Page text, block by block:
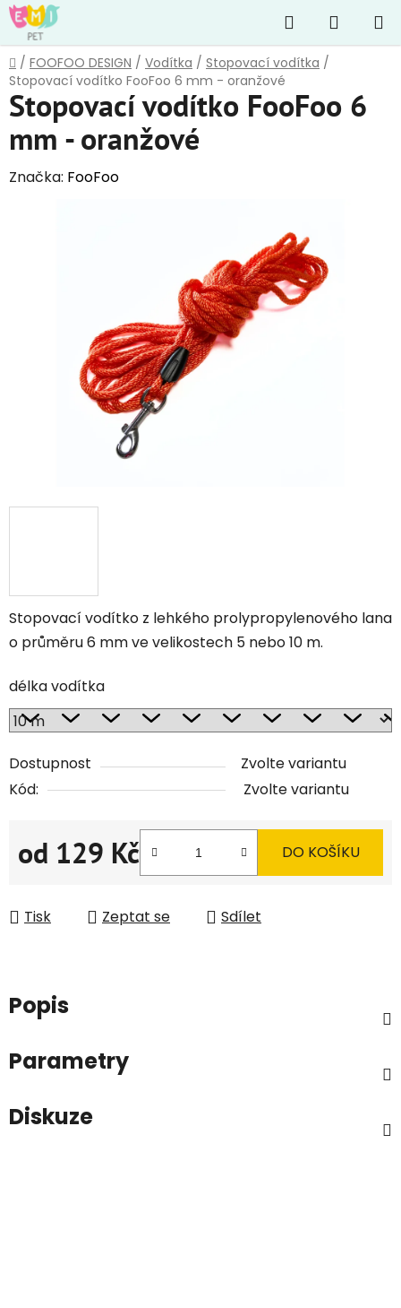
Přejít
na
obsah
Hledat
KOŠÍK
Domů
/ FOOFOO DESIGN / Vodítka / Stopovací vodítka /
Stopovací vodítko FooFoo 6 mm - oranžové
Stopovací vodítko z lehkého prolypropylenového lana
o průměru 6 mm ve velikostech 5 nebo 10 m.
délka vodítka
Dostupnost
Zvolte variantu
Kód:
Zvolte variantu
od 129 Kč DO KOŠÍKU
Tisk Zeptat se Sdílet
Stopovací vodítko FooFoo 6
mm - oranžové
Značka: FooFoo
Popis
Parametry
Diskuze